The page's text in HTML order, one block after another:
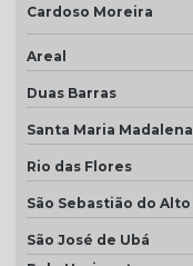
Telha marrom
Telha natural
Telha natural romana
Cardoso Moreira
Areal
Duas Barras
Santa Maria Madalena
Rio das Flores
São Sebastião do Alto
São José de Ubá